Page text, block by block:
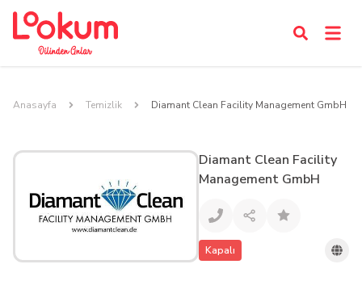
Anasayfa Temizlik Diamant Clean Facility Management GmbH
Diamant Clean Facility
Management GmbH
Kapalı